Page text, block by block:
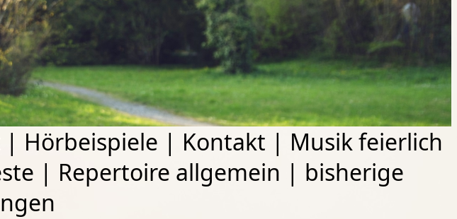
| Hörbeispiele | Kontakt | Musik feierlich
| Repertoire allgemein | bisherige